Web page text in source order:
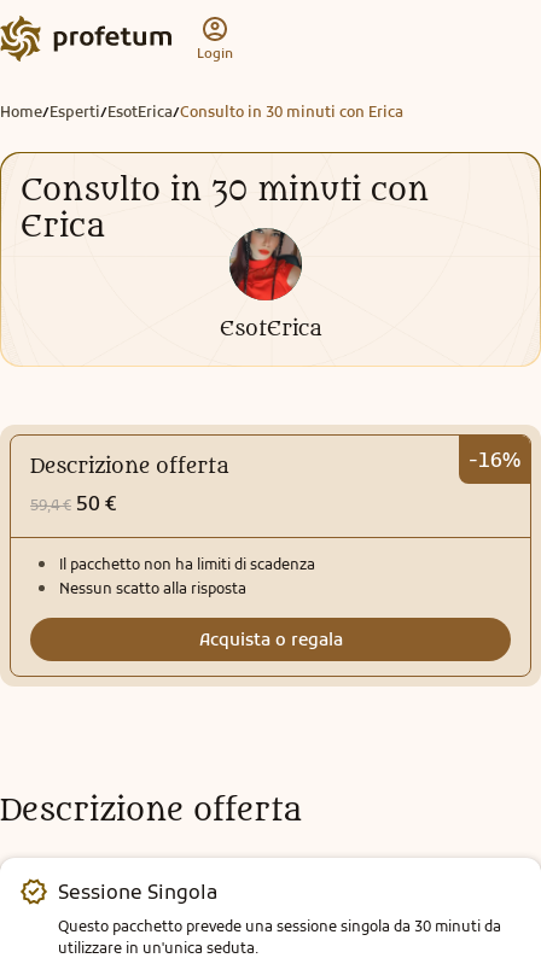
Login
Home/Esperti/EsotErica/Consulto in 30 minuti con Erica
Consulto in 30 minuti con
Erica
EsotErica
-16%
Descrizione offerta
59,4 € 50 €
Il pacchetto non ha limiti di scadenza
Nessun scatto alla risposta
Acquista o regala
Descrizione offerta
Sessione Singola
Questo pacchetto prevede una sessione singola da 30 minuti da
utilizzare in un'unica seduta.